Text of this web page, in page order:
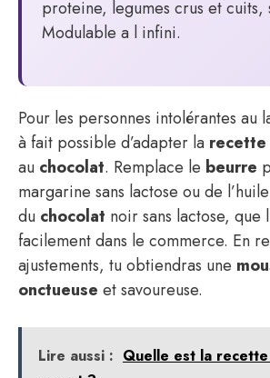
proteine, legumes crus et cuits,
Modulable a l infini.
Pour les personnes intolérantes au
à fait possible d’adapter la recette
au chocolat. Remplace le beurre
margarine sans lactose ou de
du chocolat noir sans lactose, que
facilement dans le commerce. En
ajustements, tu obtiendras une
onctueuse et savoureuse.
Lire aussi : Quelle est la